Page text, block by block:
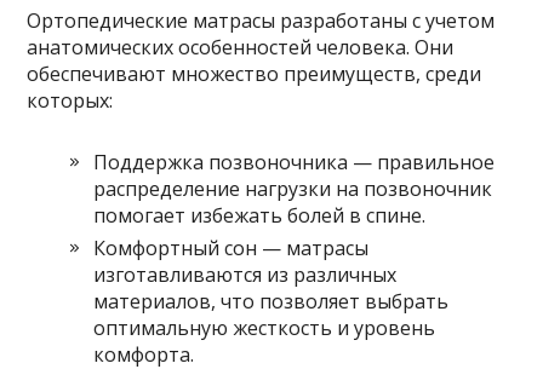
Ортопедические матрасы разработаны с учетом
анатомических особенностей человека. Они
обеспечивают множество преимуществ, среди
которых:
Поддержка позвоночника — правильное
распределение нагрузки на позвоночник
помогает избежать болей в спине.
Комфортный сон — матрасы
изготавливаются из различных
материалов, что позволяет выбрать
оптимальную жесткость и уровень
комфорта.